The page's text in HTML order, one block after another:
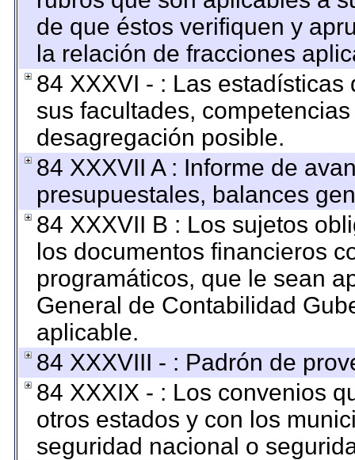
de que éstos verifiquen y
la relación de fracciones
84 XXXVI - : Las
sus facultades,
desagregación posible.
84 XXXVII A : Informe de
presupuestales, balances
84 XXXVII B : Los sujetos
los documentos financieros
programáticos, que le sean
General de Contabilidad
aplicable.
84 XXXVIII - : Padrón de
84 XXXIX - : Los convenios
otros estados y con los
seguridad nacional o